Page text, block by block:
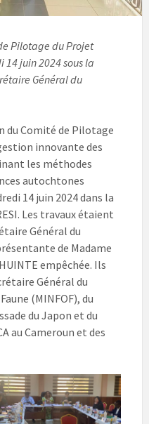
Pilotage du Projet
14 juin 2024 sous la
Général du
du Comité de Pilotage
innovante des
les méthodes
autochtones
14 juin 2024 dans la
Les travaux étaient
Général du
de Madame
empêchée. Ils
Général du
(MINFOF), du
du Japon et du
au Cameroun et des